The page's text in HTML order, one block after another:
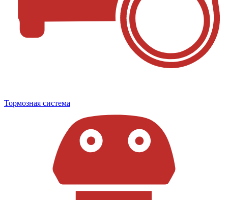
Тормозная система